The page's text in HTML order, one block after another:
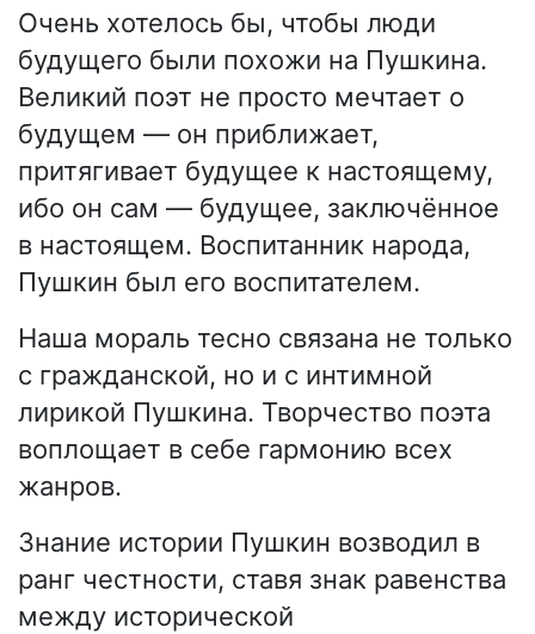
Очень хотелось бы, чтобы люди
будущего были похожи на Пушкина.
Великий поэт не просто мечтает о
будущем — он приближает,
притягивает будущее к настоящему,
ибо он сам — будущее, заключённое
в настоящем. Воспитанник народа,
Пушкин был его воспитателем.
Наша мораль тесно связана не только
с гражданской, но и с интимной
лирикой Пушкина. Творчество поэта
воплощает в себе гармонию всех
жанров.
Знание истории Пушкин возводил в
ранг честности, ставя знак равенства
между исторической